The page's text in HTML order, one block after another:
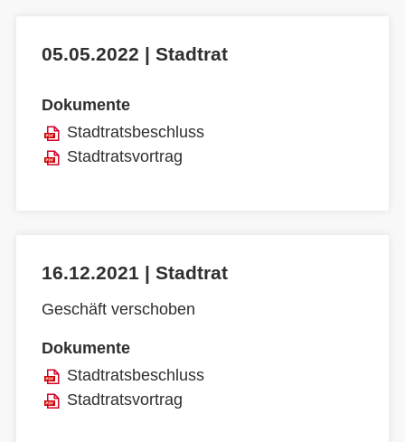
05.05.2022 | Stadtrat
Dokumente
Stadtratsbeschluss
Stadtratsvortrag
16.12.2021 | Stadtrat
Geschäft verschoben
Dokumente
Stadtratsbeschluss
Stadtratsvortrag